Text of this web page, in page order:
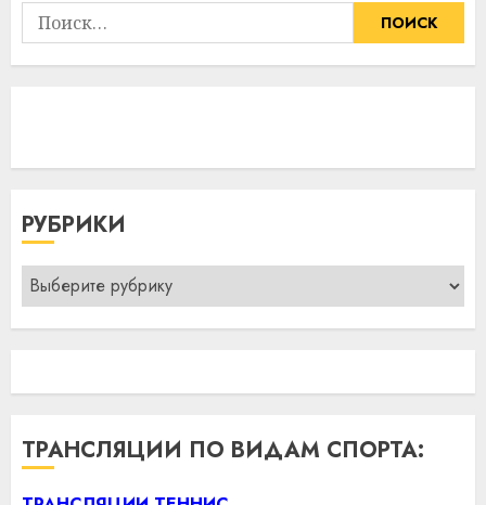
Найти:
РУБРИКИ
Рубрики
ТРАНСЛЯЦИИ ПО ВИДАМ СПОРТА: